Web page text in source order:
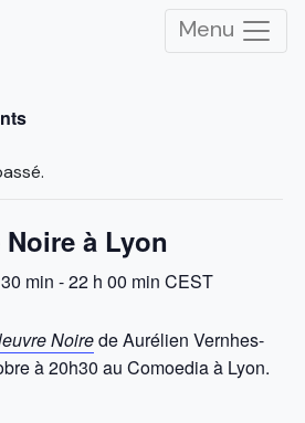
Menu
à Lyon
min -22 h 00 min CEST
Noirede Aurélien Vernhes-
à 20h30 au Comoediaà Lyon.